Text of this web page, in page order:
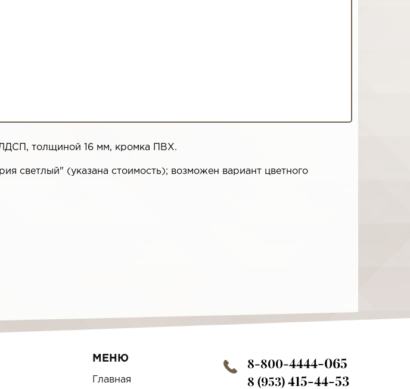
ЛДСП, толщиной 16 мм, кромка ПВХ.
светлый" (указана стоимость); возможен вариант цветного
МЕНЮ
Главная
8-800-4444-065
8 (953)415-44-53